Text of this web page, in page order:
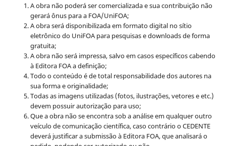
A obra não poderá ser comercializada e sua contribuição não
gerará ônus para a FOA/UniFOA;
A obra será disponibilizada em formato digital no sítio
eletrônico do UniFOA para pesquisas e downloads de forma
gratuita;
A obra não será impressa, salvo em casos específicos cabendo
à Editora FOA a definição;
Todo o conteúdo é de total responsabilidade dos autores na
sua forma e originalidade;
Todas as imagens utilizadas (fotos, ilustrações, vetores e etc.)
devem possuir autorização para uso;
Que a obra não se encontra sob a análise em qualquer outro
veículo de comunicação científica, caso contrário o CEDENTE
deverá justificar a submissão à Editora FOA, que analisará o